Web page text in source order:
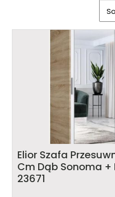
Elior Szafa
Cm Dąb Sonoma +
23671